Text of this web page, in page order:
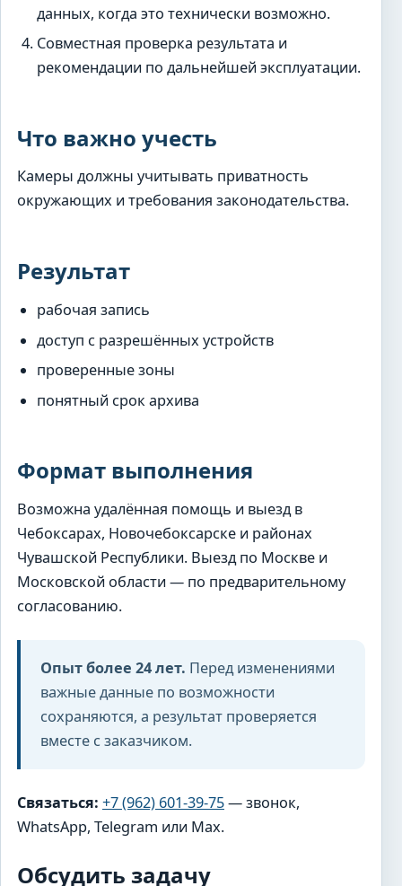
данных, когда это технически возможно.
Совместная проверка результата и
рекомендации по дальнейшей эксплуатации.
Что важно учесть
Камеры должны учитывать приватность
окружающих и требования законодательства.
Результат
рабочая запись
доступ с разрешённых устройств
проверенные зоны
понятный срок архива
Формат выполнения
Возможна удалённая помощь и выезд в
Чебоксарах, Новочебоксарске и районах
Чувашской Республики. Выезд по Москве и
Московской области — по предварительному
согласованию.
Опыт более 24 лет. Перед изменениями
важные данные по возможности
сохраняются, а результат проверяется
вместе с заказчиком.
Связаться: +7 (962) 601-39-75— звонок,
WhatsApp, Telegram или Max.
Обсудить задачу